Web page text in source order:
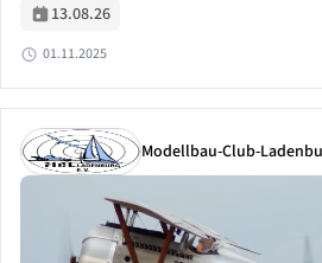
13.08.26
01.11.2025
Modellbau-Club-